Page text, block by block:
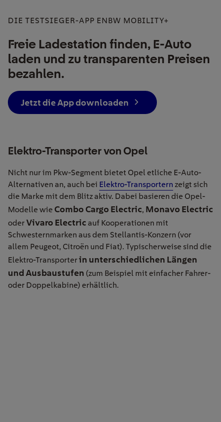
DIE TESTSIEGER-APP ENBW MOBILITY+
Freie Ladestation finden, E-Auto
laden und zu transparenten Preisen
bezahlen.
Jetzt die App downloaden
Elektro-Transporter von Opel
Nicht nur im Pkw-Segment bietet Opel etliche E-Auto-
Alternativen an, auch bei Elektro-Transportern zeigt sich
die Marke mit dem Blitz aktiv. Dabei basieren die Opel-
Modelle wie Combo Cargo Electric, Monavo Electric
oderVivaro Electric auf Kooperationen mit
Schwesternmarken aus dem Stellantis-Konzern (vor
allem Peugeot, Citroën und Fiat). Typischerweise sind die
Elektro-Transporterin unterschiedlichen Längen
und Ausbaustufen (zum Beispiel mit einfacher Fahrer-
oder Doppelkabine) erhältlich.